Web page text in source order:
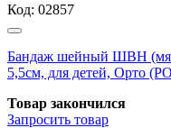
Код: 02857
Бандаж шейный ШВН
5,5см, для детей, Орто
Товар закончился
Запросить товар